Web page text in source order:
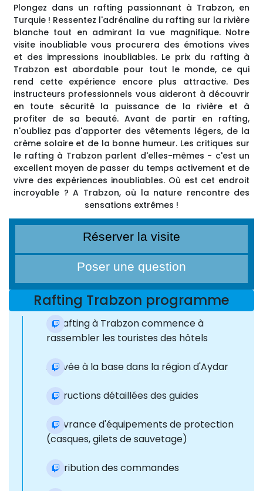
Plongez dans un rafting passionnant à Trabzon, en
Turquie ! Ressentez l'adrénaline du rafting sur la rivière
blanche tout en admirant la vue magnifique. Notre
visite inoubliable vous procurera des émotions vives
et des impressions inoubliables. Le prix du rafting à
Trabzon est abordable pour tout le monde, ce qui
rend cette expérience encore plus attractive. Des
instructeurs professionnels vous aideront à découvrir
en toute sécurité la puissance de la rivière et à
profiter de sa beauté. Avant de partir en rafting,
n'oubliez pas d'apporter des vêtements légers, de la
crème solaire et de la bonne humeur. Les critiques sur
le rafting à Trabzon parlent d'elles-mêmes - c'est un
excellent moyen de passer du temps activement et de
vivre des expériences inoubliables. Où est cet endroit
incroyable ? A Trabzon, où la nature rencontre des
sensations extrêmes !
Réserver la visite
Poser une question
Rafting Trabzon programme
Le rafting à Trabzon commence à
rassembler les touristes des hôtels
Arrivée à la base dans la région d'Aydar
Instructions détaillées des guides
Délivrance d'équipements de protection
(casques, gilets de sauvetage)
Distribution des commandes